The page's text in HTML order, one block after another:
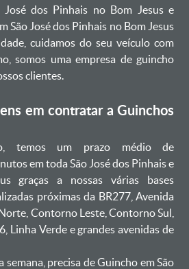
dos Pinhais no Bom Jesus e
São José dos Pinhais no Bom Jesus
cuidamos do seu veículo com
somos uma empresa de guincho
clientes.
em contratar a Guinchos
temos um prazo médio de
em toda São José dos Pinhais e
graças a nossas várias bases
próximas da BR277, Avenida
Contorno Leste, Contorno Sul,
Linha Verde e grandes avenidas de
precisa de Guincho em São